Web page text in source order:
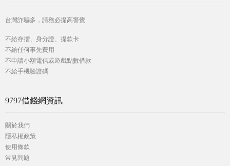
台灣詐騙多，請務必提高警覺
不給存摺、身分證、提款卡
不給任何事先費用
不申請小額電信或遊戲點數借款
不給手機驗證碼
9797借錢網資訊
關於我們
隱私權政策
使用條款
常見問題